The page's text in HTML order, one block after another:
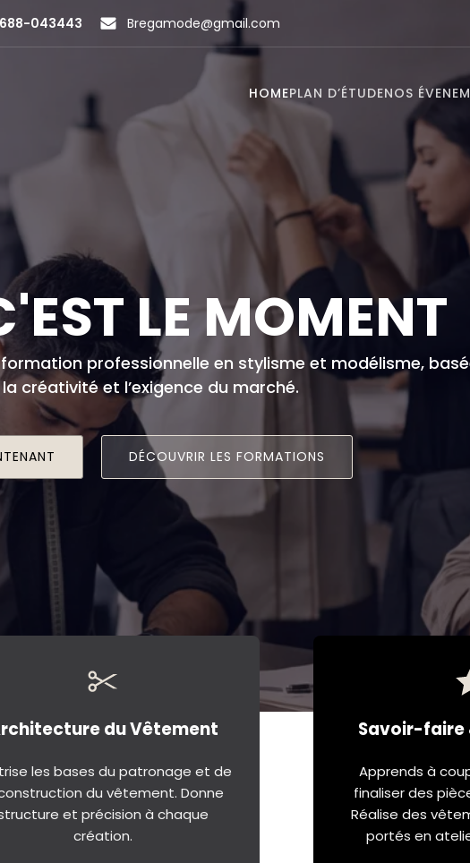
688-043443 Bregamode@gmail.com
HOMEPLAN D’ÉTUDENOS
LE MOMENT
formation professionnelle en stylisme et modélisme,
créativité et l’exigence du marché.
DÉCOUVRIR LES FORMATIONS
du Vêtement
les bases du patronage et de
du vêtement. Donne
et précision à chaque
création.
Savoir-faire
Apprends à
finaliser des
Réalise des
portés en